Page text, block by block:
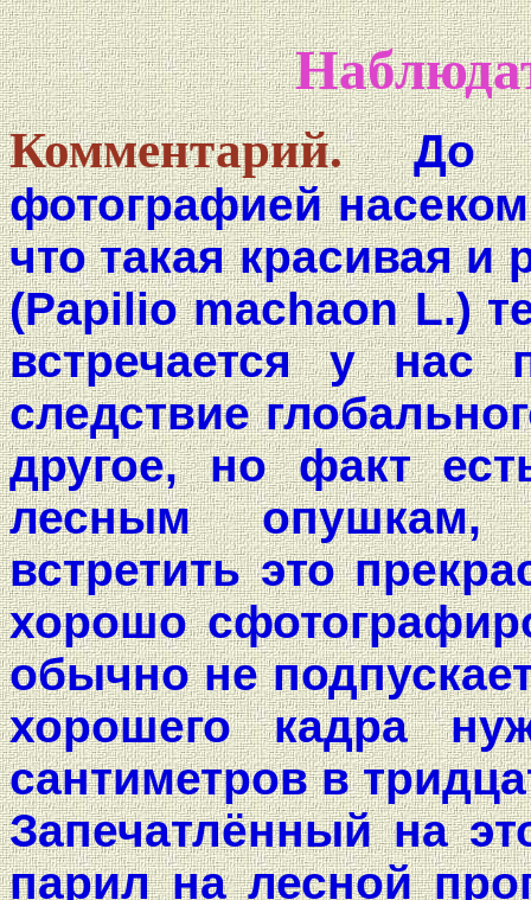
Комментарий.До
фотографией
что такая красивая и
(Papilio machaon L.)
встречается у
следствие
другое, но факт
лесным
встретить это
хорошо
обычно не
хорошего кадра
сантиметров в
Запечатлённый на
парил на лесной